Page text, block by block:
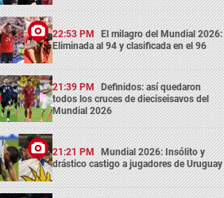
22:53 PM El milagro del Mundial 2026:
Eliminada al 94 y clasificada en el 96
21:39 PM Definidos: así quedaron
todos los cruces de dieciseisavos del
Mundial 2026
21:21 PM Mundial 2026: Insólito y
drástico castigo a jugadores de Uruguay